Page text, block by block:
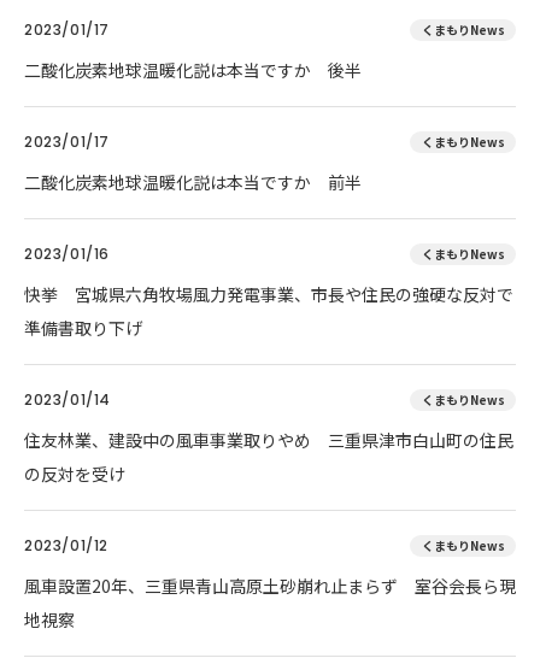
2023/01/17 くまもりNews
二酸化炭素地球温暖化説は本当ですか 後半
2023/01/17 くまもりNews
二酸化炭素地球温暖化説は本当ですか 前半
2023/01/16 くまもりNews
快挙 宮城県六角牧場風力発電事業、市長や住民の強硬な反対で
準備書取り下げ
2023/01/14 くまもりNews
住友林業、建設中の風車事業取りやめ 三重県津市白山町の住民
の反対を受け
2023/01/12 くまもりNews
風車設置20年、三重県青山高原土砂崩れ止まらず 室谷会長ら現
地視察